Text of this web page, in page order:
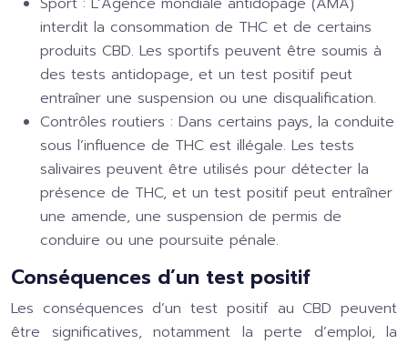
interdit la consommation de THC et de certains
produits CBD. Les sportifs peuvent être soumis à
des tests antidopage, et un test positif peut
entraîner une suspension ou une disqualification.
Contrôles routiers : Dans certains pays, la conduite
sous l’influence de THC est illégale. Les tests
salivaires peuvent être utilisés pour détecter la
présence de THC, et un test positif peut entraîner
une amende, une suspension de permis de
conduire ou une poursuite pénale.
Conséquences d’un test positif
Les conséquences d’un test positif au CBD peuvent
être significatives, notamment la perte d’emploi, la